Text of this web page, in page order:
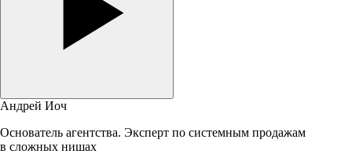
Андрей Иоч
Основатель агентства. Эксперт по системным продажам
в сложных нишах